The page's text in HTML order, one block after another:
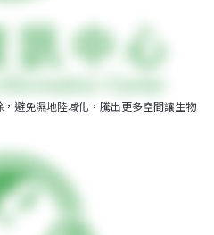
避免濕地陸域化，騰出更多空間讓生物